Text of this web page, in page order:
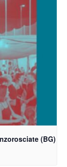
(BG)